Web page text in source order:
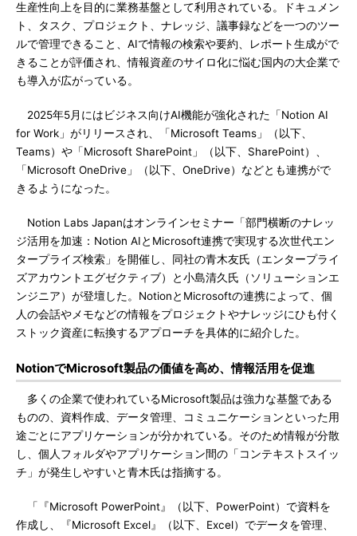
生産性向上を目的に業務基盤として利用されている。ドキュメン
ト、タスク、プロジェクト、ナレッジ、議事録などを一つのツー
ルで管理できること、AIで情報の検索や要約、レポート生成がで
きることが評価され、情報資産のサイロ化に悩む国内の大企業で
も導入が広がっている。
2025年5月にはビジネス向けAI機能が強化された「Notion AI
for Work」がリリースされ、「Microsoft Teams」（以下、
Teams）や「Microsoft SharePoint」（以下、SharePoint）、
「Microsoft OneDrive」（以下、OneDrive）などとも連携がで
きるようになった。
Notion Labs Japanはオンラインセミナー「部門横断のナレッ
ジ活用を加速：Notion AIとMicrosoft連携で実現する次世代エン
タープライズ検索」を開催し、同社の青木友氏（エンタープライ
ズアカウントエグゼクティブ）と小島清久氏（ソリューションエ
ンジニア）が登壇した。NotionとMicrosoftの連携によって、個
人の会話やメモなどの情報をプロジェクトやナレッジにひも付く
ストック資産に転換するアプローチを具体的に紹介した。
NotionでMicrosoft製品の価値を高め、情報活用を促進
多くの企業で使われているMicrosoft製品は強力な基盤である
ものの、資料作成、データ管理、コミュニケーションといった用
途ごとにアプリケーションが分かれている。そのため情報が分散
し、個人フォルダやアプリケーション間の「コンテキストスイッ
チ」が発生しやすいと青木氏は指摘する。
「『Microsoft PowerPoint』（以下、PowerPoint）で資料を
作成し、『Microsoft Excel』（以下、Excel）でデータを管理、